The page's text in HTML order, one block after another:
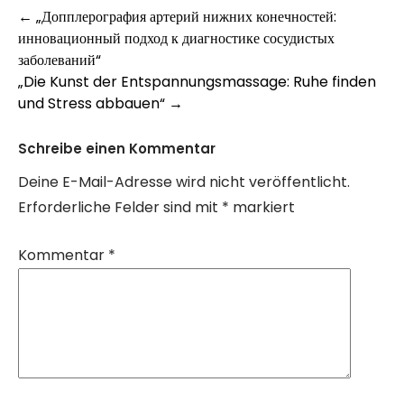
Post
navigation
← „Допплерография артерий нижних конечностей:
инновационный подход к диагностике сосудистых
заболеваний“
„Die Kunst der Entspannungsmassage: Ruhe finden
und Stress abbauen“ →
Schreibe einen Kommentar
Deine E-Mail-Adresse wird nicht veröffentlicht.
Erforderliche Felder sind mit * markiert
Kommentar *